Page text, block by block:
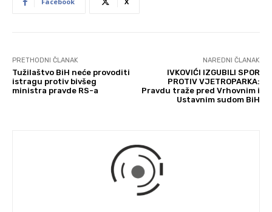
PRETHODNI ČLANAK
Tužilaštvo BiH neće provoditi
istragu protiv bivšeg
ministra pravde RS-a
NAREDNI ČLANAK
IVKOVIĆI IZGUBILI SPOR
PROTIV VJETROPARKA:
Pravdu traže pred Vrhovnim i
Ustavnim sudom BiH